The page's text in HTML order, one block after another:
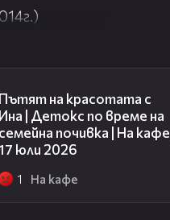
Пътят на красотата с
Ина | Детокс по време на
семейна почивка | На кафе |
юли 2026
1 На кафе